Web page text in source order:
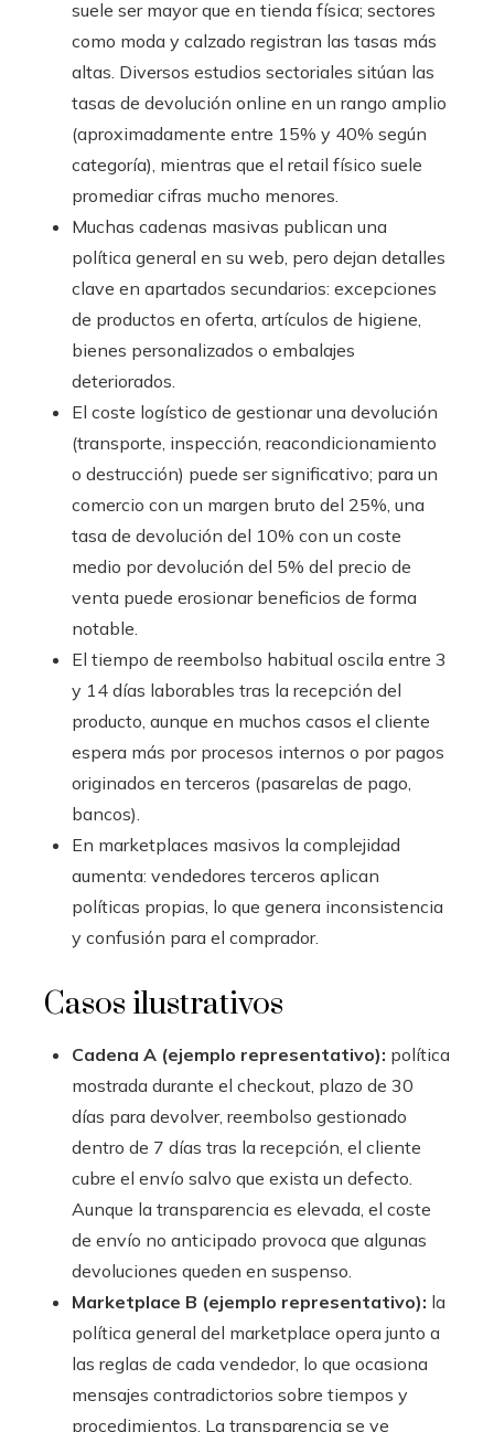
suele ser mayor que en tienda física; sectores
como moda y calzado registran las tasas más
altas. Diversos estudios sectoriales sitúan las
tasas de devolución online en un rango amplio
(aproximadamente entre 15% y 40% según
categoría), mientras que el retail físico suele
promediar cifras mucho menores.
Muchas cadenas masivas publican una
política general en su web, pero dejan detalles
clave en apartados secundarios: excepciones
de productos en oferta, artículos de higiene,
bienes personalizados o embalajes
deteriorados.
El coste logístico de gestionar una devolución
(transporte, inspección, reacondicionamiento
o destrucción) puede ser significativo; para un
comercio con un margen bruto del 25%, una
tasa de devolución del 10% con un coste
medio por devolución del 5% del precio de
venta puede erosionar beneficios de forma
notable.
El tiempo de reembolso habitual oscila entre 3
y 14 días laborables tras la recepción del
producto, aunque en muchos casos el cliente
espera más por procesos internos o por pagos
originados en terceros (pasarelas de pago,
bancos).
En marketplaces masivos la complejidad
aumenta: vendedores terceros aplican
políticas propias, lo que genera inconsistencia
y confusión para el comprador.
Casos ilustrativos
Cadena A (ejemplo representativo): política
mostrada durante el checkout, plazo de 30
días para devolver, reembolso gestionado
dentro de 7 días tras la recepción, el cliente
cubre el envío salvo que exista un defecto.
Aunque la transparencia es elevada, el coste
de envío no anticipado provoca que algunas
devoluciones queden en suspenso.
Marketplace B (ejemplo representativo): la
política general del marketplace opera junto a
las reglas de cada vendedor, lo que ocasiona
mensajes contradictorios sobre tiempos y
procedimientos. La transparencia se ve